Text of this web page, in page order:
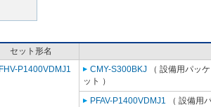
セット形名
P1400VDMJ1
CMY-S300BKJ （ 設備用パッ
ット ）
PFAV-P1400VDMJ1 （ 設備用